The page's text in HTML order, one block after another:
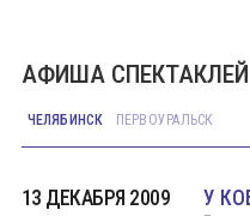
АФИША СПЕКТАКЛЕЙ
ЧЕЛЯБИНСК ПЕРВОУРАЛЬСК
13 ДЕКАБРЯ 2009 У